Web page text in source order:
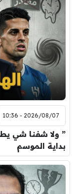
2026/08/07 - 10:36
” ولا شفنا شي
بداية الموسم